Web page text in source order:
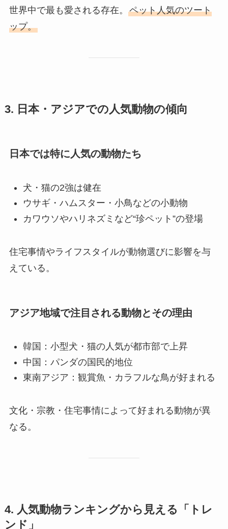
世界中で最も愛される存在。 ペット人気のツート
ップ。
3. 日本・アジアでの人気動物の傾向
日本では特に人気の動物たち
犬・猫の2強は健在
ウサギ・ハムスター・小鳥などの小動物
カワウソやハリネズミなど“珍ペット”の登場
住宅事情やライフスタイルが動物選びに影響を与
えている。
アジア地域で注目される動物とその理由
韓国：小型犬・猫の人気が都市部で上昇
中国：パンダの国民的地位
東南アジア：観賞魚・カラフルな鳥が好まれる
文化・宗教・住宅事情によって好まれる動物が異
なる。
4. 人気動物ランキングから見える「トレ
ンド」